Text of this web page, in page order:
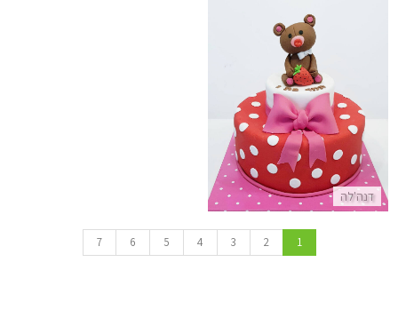
דנה'לה
עוגה מתוקה עם דובי מבצק סוכר
התקשר/י
1
2
3
4
5
6
7